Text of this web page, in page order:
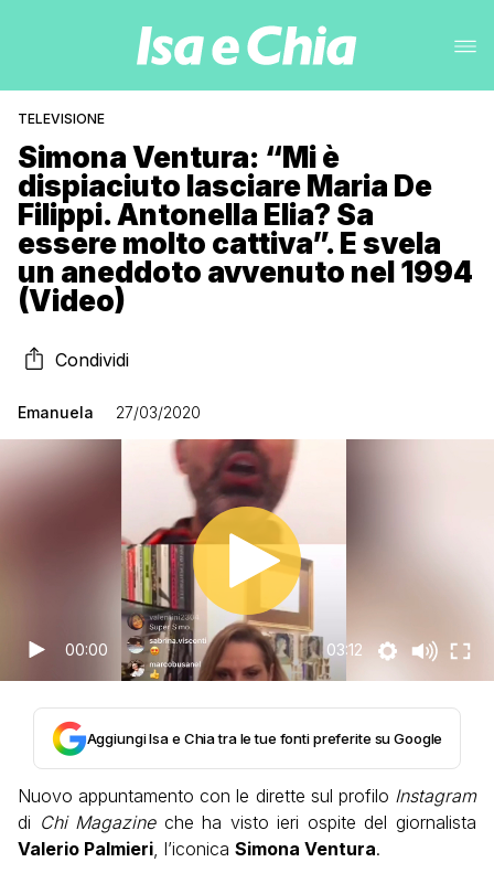
TELEVISIONE
Simona Ventura: “Mi è
dispiaciuto lasciare Maria De
Filippi. Antonella Elia? Sa
essere molto cattiva”. E svela
un aneddoto avvenuto nel 1994
(Video)
Condividi
Emanuela 27/03/2020
00:00 03:12
Aggiungi Isa e Chia tra le tue fonti preferite su Google
Nuovo appuntamento con le dirette sul profilo Instagram
di Chi Magazineche ha visto ieri ospite del giornalista
Valerio Palmieri, l’iconica Simona Ventura.